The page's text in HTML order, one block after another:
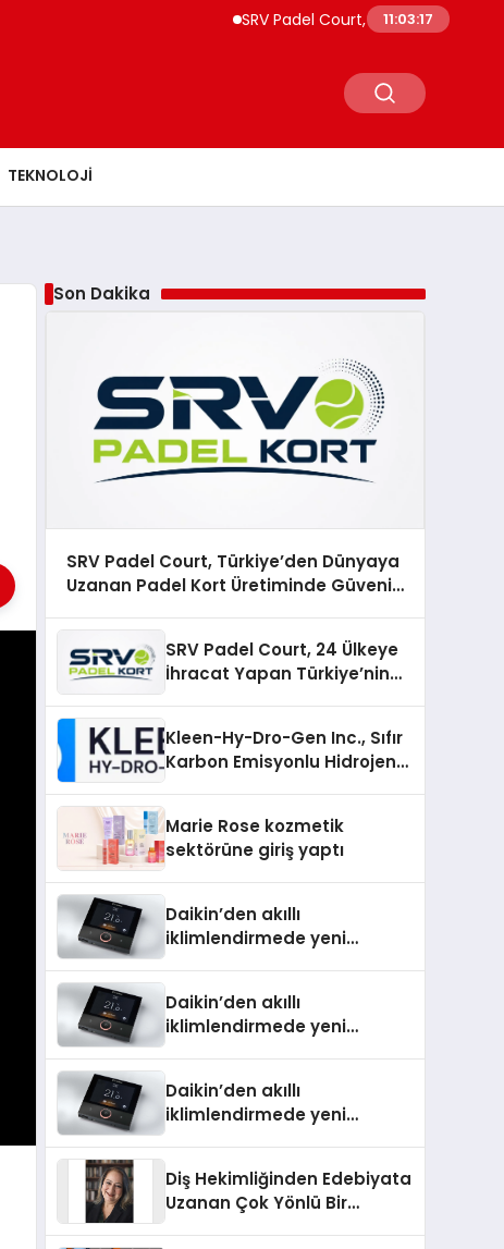
SRV Padel Court, Türkiye’den
11:03:18
TEKNOLOJI
Son Dakika
SRV Padel Court, Türkiye’den Dünyaya
Uzanan Padel Kort Üretiminde Güvenin
SRV Padel Court, 24 Ülkeye
İhracat Yapan Türkiye’nin
Kleen-Hy-Dro-Gen Inc., Sıfır
Karbon Emisyonlu Hidrojen
Aldı
Marie Rose kozmetik
sektörüne giriş yaptı
Daikin’den akıllı
iklimlendirmede yeni
Daikin’den akıllı
iklimlendirmede yeni
Daikin’den akıllı
iklimlendirmede yeni
Diş Hekimliğinden Edebiyata
Uzanan Çok Yönlü Bir